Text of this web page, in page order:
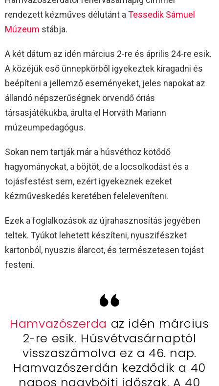
rendezett kézműves délutánt aTessedik Sámuel
Múzeum stábja.
A két dátum az idén március 2-re és április 24-re esik.
A közéjük eső ünnepkörből igyekeztek kiragadni és
beépíteni a jellemző eseményeket, jeles napokat az
állandó népszerűségnek örvendő óriás
társasjátékukba, árulta el Horváth Mariann
múzeumpedagógus.
Sokan nem tartják már a húsvéthoz kötődő
hagyományokat, a böjtöt, de a locsolkodást és a
tojásfestést sem, ezért igyekeznek ezeket
kézműveskedés keretében feleleveníteni.
Ezek a foglalkozások az újrahasznosítás jegyében
teltek. Tyúkot lehetett készíteni, nyuszifészket
kartonból, nyuszis álarcot, és természetesen tojást
festeni.
Hamvazószerda az idén március
2-re esik. Húsvétvasárnaptól
visszaszámolva ez a 46. nap.
Hamvazószerdán kezdődik a 40
napos nagyböjti időszak. A 40